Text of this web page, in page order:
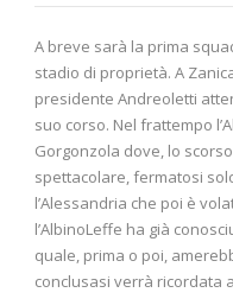
A breve sarà la prima
stadio di proprietà. A
presidente Andreoletti
suo corso. Nel frattempo
Gorgonzola dove, lo
spettacolare, fermatosi
l’Alessandria che poi è
l’AlbinoLeffe ha già
quale, prima o poi,
conclusasi verrà ricordata